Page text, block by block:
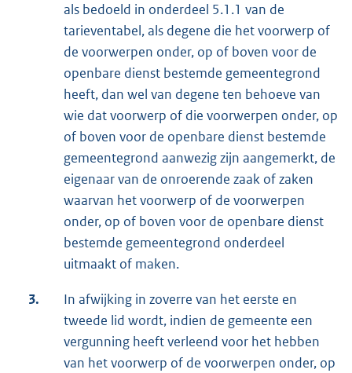
als bedoeld in onderdeel 5.1.1 van de
tarieventabel, als degene die het voorwerp of
de voorwerpen onder, op of boven voor de
openbare dienst bestemde gemeentegrond
heeft, dan wel van degene ten behoeve van
wie dat voorwerp of die voorwerpen onder, op
of boven voor de openbare dienst bestemde
gemeentegrond aanwezig zijn aangemerkt, de
eigenaar van de onroerende zaak of zaken
waarvan het voorwerp of de voorwerpen
onder, op of boven voor de openbare dienst
bestemde gemeentegrond onderdeel
uitmaakt of maken.
3.
In afwijking in zoverre van het eerste en
tweede lid wordt, indien de gemeente een
vergunning heeft verleend voor het hebben
van het voorwerp of de voorwerpen onder, op